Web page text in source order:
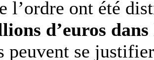
l’ordre ont été
d’euros dans
peuvent se